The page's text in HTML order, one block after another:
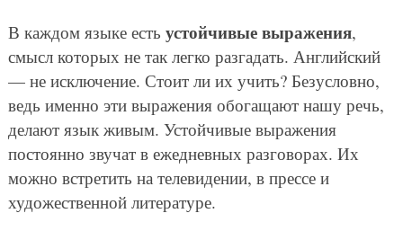
В каждом языке есть устойчивые выражения,
смысл которых не так легко разгадать. Английский
— не исключение. Стоит ли их учить? Безусловно,
ведь именно эти выражения обогащают нашу речь,
делают язык живым. Устойчивые выражения
постоянно звучат в ежедневных разговорах. Их
можно встретить на телевидении, в прессе и
художественной литературе.